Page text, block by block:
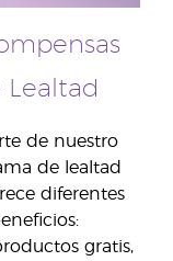
Lealtad
de nuestro
de lealtad
diferentes
gratis,